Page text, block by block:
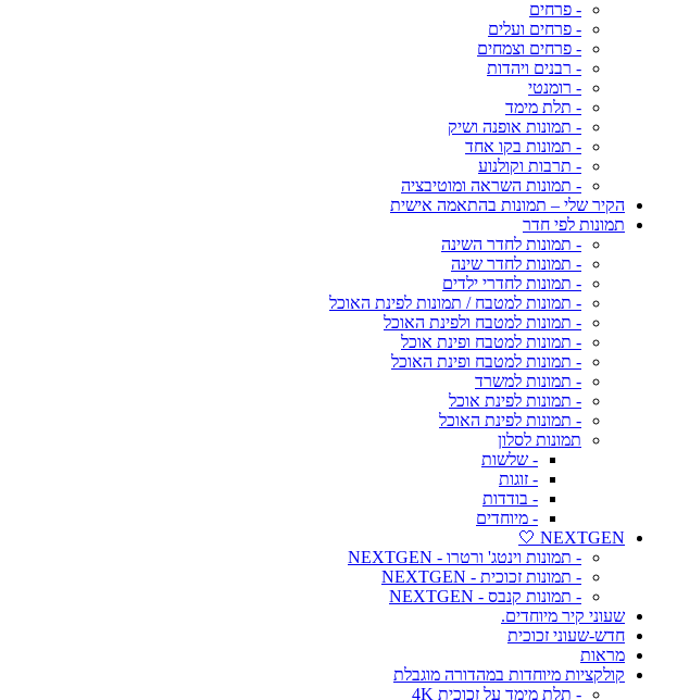
- פרחים
- פרחים ועלים
- פרחים וצמחים
- רבנים ויהדות
- רומנטי
- תלת מימד
- תמונות אופנה ושיק
- תמונות בקו אחד
- תרבות וקולנוע
- תמונות השראה ומוטיבציה
הקיר שלי – תמונות בהתאמה אישית
תמונות לפי חדר
- תמונות לחדר השינה
- תמונות לחדר שינה
- תמונות לחדרי ילדים
- תמונות למטבח / תמונות לפינת האוכל
- תמונות למטבח ולפינת האוכל
- תמונות למטבח ופינת אוכל
- תמונות למטבח ופינת האוכל
- תמונות למשרד
- תמונות לפינת אוכל
- תמונות לפינת האוכל
תמונות לסלון
- שלשות
- זוגות
- בודדות
- מיוחדים
NEXTGEN 🤍
- תמונות וינטג' ורטרו - NEXTGEN
- תמונות זכוכית - NEXTGEN
- תמונות קנבס - NEXTGEN
שעוני קיר מיוחדים.
חדש-שעוני זכוכית
מראות
קולקציות מיוחדות במהדורה מוגבלת
- תלת מימד על זכוכית 4K